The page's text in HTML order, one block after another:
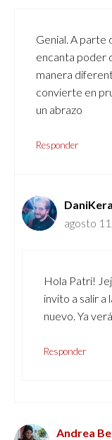
Genial. A parte
encanta poder
manera
convierte en
un abrazo
Responder
agosto
Hola Patri!
invito a salir a
nuevo. Ya
Responder
Andrea